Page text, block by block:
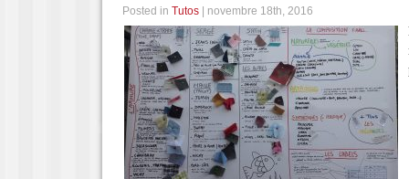
Posted in Tutos | novembre 18th, 2016